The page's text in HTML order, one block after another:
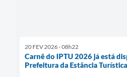
20 FEV 2026 - 08h22
Carnê do IPTU 2026 já está
Prefeitura da Estância